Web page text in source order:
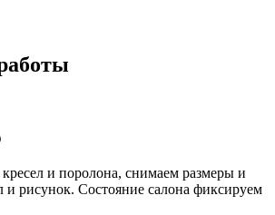
и поролона, снимаем размеры и
и рисунок. Состояние салона фиксируем